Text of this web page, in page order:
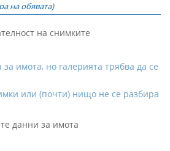
на обявата)
на снимките
имота, но галерията трябва да се
или (почти) нищо не се разбира
данни за имота